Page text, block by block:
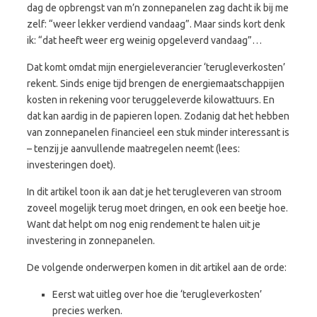
dag de opbrengst van m’n zonnepanelen zag dacht ik bij me
zelf: “weer lekker verdiend vandaag”. Maar sinds kort denk
ik: “dat heeft weer erg weinig opgeleverd vandaag”…
Dat komt omdat mijn energieleverancier ‘terugleverkosten’
rekent. Sinds enige tijd brengen de energiemaatschappijen
kosten in rekening voor teruggeleverde kilowattuurs. En
dat kan aardig in de papieren lopen. Zodanig dat het hebben
van zonnepanelen financieel een stuk minder interessant is
– tenzij je aanvullende maatregelen neemt (lees:
investeringen doet).
In dit artikel toon ik aan dat je het terugleveren van stroom
zoveel mogelijk terug moet dringen, en ook een beetje hoe.
Want dat helpt om nog enig rendement te halen uit je
investering in zonnepanelen.
De volgende onderwerpen komen in dit artikel aan de orde:
Eerst wat uitleg over hoe die ‘terugleverkosten’
precies werken.